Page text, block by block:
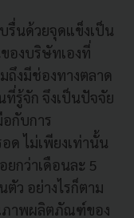
รื่นด้วยจุดแข็งเป็น
องบริษัทเองที่
ถึงมีช่องทางตลาด
รู้จัก จึงเป็นปัจจัย
กับการ
ด ไม่เพียงเท่านั้น
กว่าเดือนละ 5
ว อย่างไรก็ตาม
ภาพผลิตภัณฑ์ของ